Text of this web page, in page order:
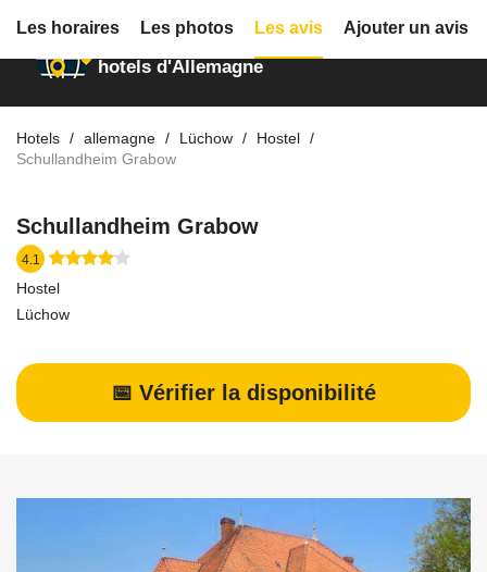
Annuaire des
hotels d'Allemagne
Hotels allemagne Lüchow
Hostel
Schullandheim Grabow
Schullandheim Grabow
4.1
Hostel
Lüchow
📅 Vérifier la disponibilité
Les horaires Les photos Les avis Ajouter un avis